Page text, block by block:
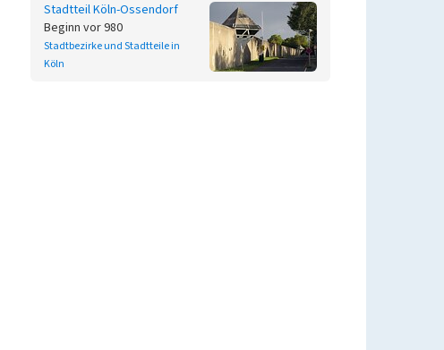
Stadtteil Köln-Ossendorf
Beginn vor 980
Stadtbezirke und Stadtteile in
Köln